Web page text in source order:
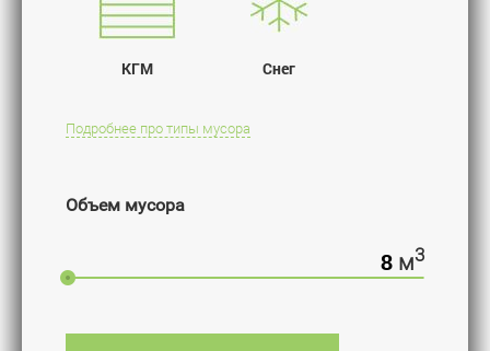
КГМ Снег
Подробнее про типы мусора
Объем мусора
м3